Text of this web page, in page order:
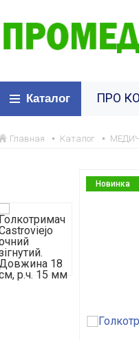
Каталог ПРО
Главная Каталог
Новинка